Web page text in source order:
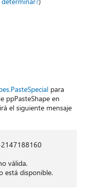
para
ppPasteShape en
el siguiente mensaje
válida.
está disponible.